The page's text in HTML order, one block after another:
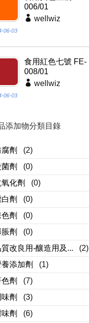
006/01
wellwiz
06-03
食用紅色七號 FE-
008/01
wellwiz
06-03
添加物分類目錄
腐劑
(2)
劑
(0)
化劑
(0)
劑
(0)
劑
(0)
劑
(0)
改良用-釀造用及...
(2)
添加劑
(1)
劑
(7)
劑
(3)
劑
(6)